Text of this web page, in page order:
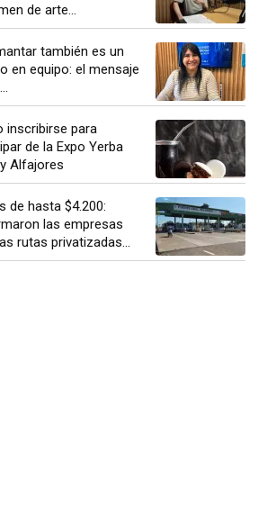
de arte...
también es un
en equipo: el mensaje
inscribirse para
de la Expo Yerba
Alfajores
de hasta $4.200:
las empresas
rutas privatizadas...